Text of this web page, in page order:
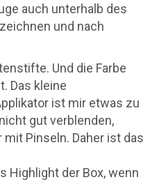
auch unterhalb des
und nach
Und die Farbe
Das kleine
ist mir etwas zu
gut verblenden,
Pinseln. Daher ist das
Highlight der Box, wenn